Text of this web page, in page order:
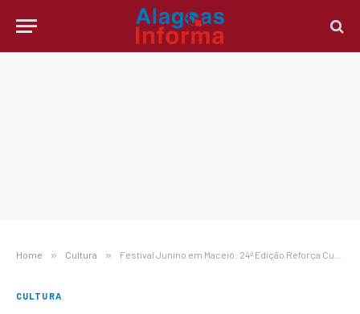
Home » Cultura » Festival Junino em Maceió: 24ª Edição Reforça Cultura e Tradição nas Escolas Municipais
CULTURA